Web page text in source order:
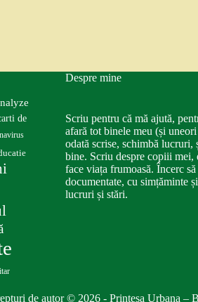
de
Despre mine
Scriu pentru că mă ajută,
afară tot binele meu (și
odată scrise, schimbă lucruri,
bine. Scriu despre copiii mei,
face viața frumoasă. Încerc
documentate, cu simțăminte
lucruri și stări.
de autor © 2026 - Printesa Urbana –